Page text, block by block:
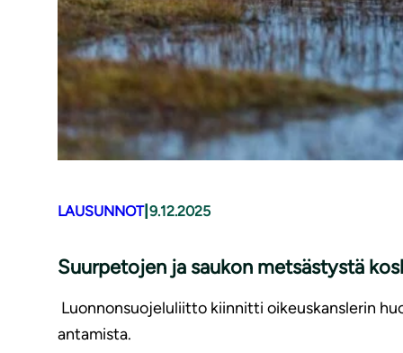
LAUSUNNOT| 9.12.2025
Suurpetojen ja saukon metsästystä
Luonnonsuojeluliitto kiinnitti oikeuskanslerin
antamista.